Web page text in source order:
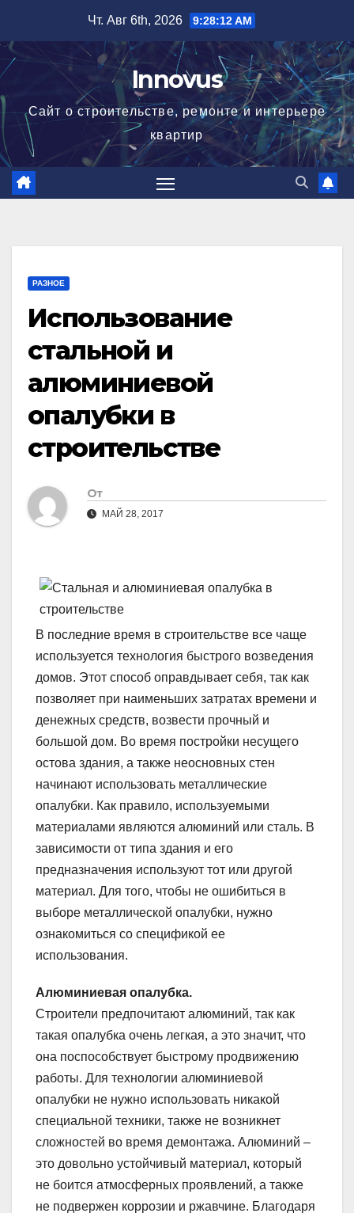
содержимому
Чт. Авг 6th, 2026 9:28:12 AM
Innovus
Сайт о строительстве, ремонте и интерьере
квартир
РАЗНОЕ
Использование
стальной и
алюминиевой
опалубки в
строительстве
От
МАЙ 28, 2017
В последние время в строительстве все чаще
используется технология быстрого возведения
домов. Этот способ оправдывает себя, так как
позволяет при наименьших затратах времени и
денежных средств, возвести прочный и
большой дом. Во время постройки несущего
остова здания, а также неосновных стен
начинают использовать металлические
опалубки. Как правило, используемыми
материалами являются алюминий или сталь. В
зависимости от типа здания и его
предназначения используют тот или другой
материал. Для того, чтобы не ошибиться в
выборе металлической опалубки, нужно
ознакомиться со спецификой ее
использования.
Алюминиевая опалубка.
Строители предпочитают алюминий, так как
такая опалубка очень легкая, а это значит, что
она поспособствует быстрому продвижению
работы. Для технологии алюминиевой
опалубки не нужно использовать никакой
специальной техники, также не возникнет
сложностей во время демонтажа. Алюминий –
это довольно устойчивый материал, который
не боится атмосферных проявлений, а также
не подвержен коррозии и ржавчине. Благодаря